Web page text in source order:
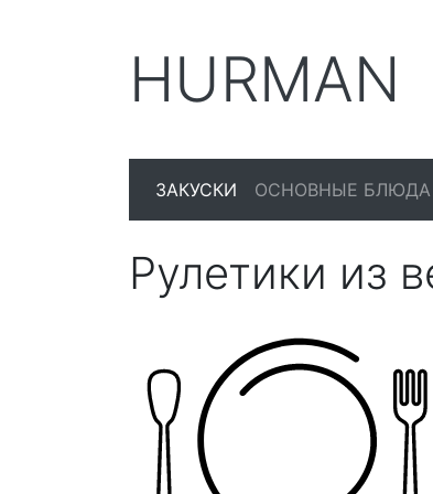
HURMAN
ЗАКУСКИ ОСНОВНЫЕ БЛЮДА
Рулетики из